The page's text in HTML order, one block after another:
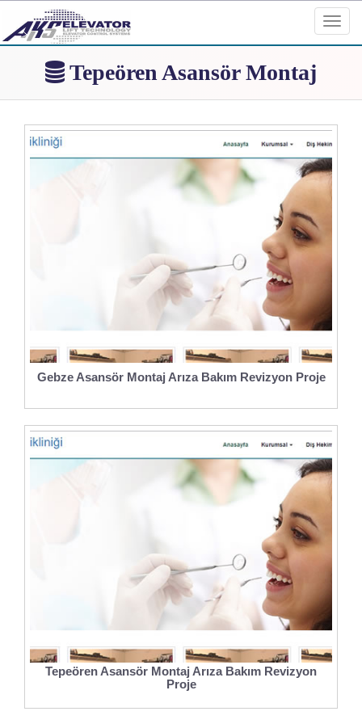
Tepeören Asansör Montaj
Gebze Asansör Montaj Arıza Bakım Revizyon Proje
Tepeören Asansör Montaj Arıza Bakım Revizyon
Proje